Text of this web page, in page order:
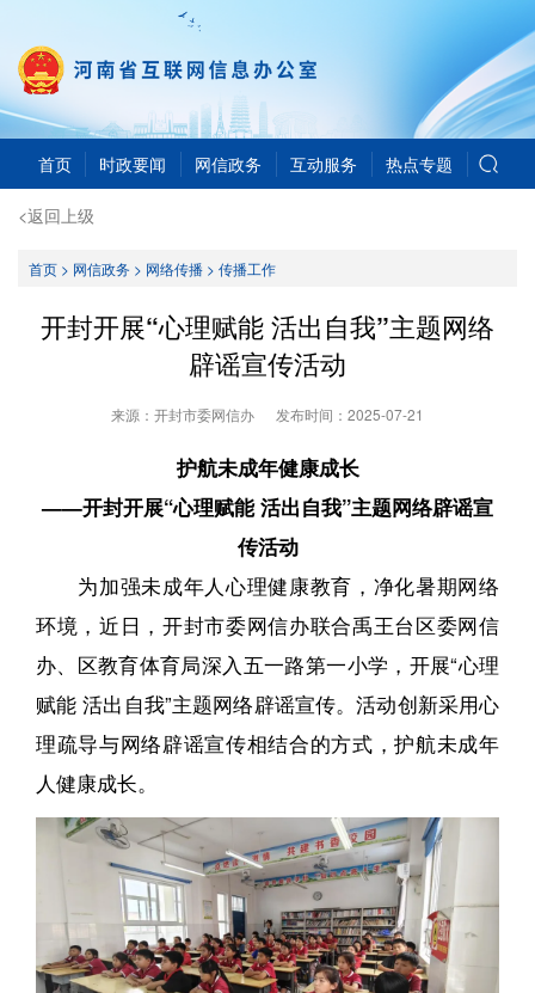
首页 时政要闻 网信政务 互动服务 热点专题
<返回上级
首页> 网信政务> 网络传播> 传播工作
开封开展“心理赋能 活出自我”主题网络
辟谣宣传活动
来源：开封市委网信办 发布时间： 2025-07-21
护航未成年健康成长
——开封开展“心理赋能 活出自我”主题网络辟谣宣
传活动
为加强未成年人心理健康教育，净化暑期网络
环境，近日，开封市委网信办联合禹王台区委网信
办、区教育体育局深入五一路第一小学，开展“心理
赋能 活出自我”主题网络辟谣宣传。活动创新采用心
理疏导与网络辟谣宣传相结合的方式，护航未成年
人健康成长。